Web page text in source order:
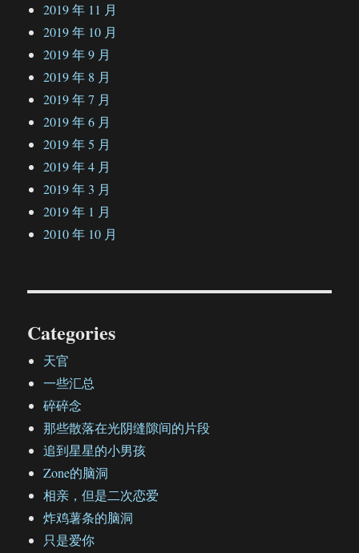
2019 年 11 月
2019 年 10 月
2019 年 9 月
2019 年 8 月
2019 年 7 月
2019 年 6 月
2019 年 5 月
2019 年 4 月
2019 年 3 月
2019 年 1 月
2010 年 10 月
Categories
天官
一些汇总
碎碎念
那些散落在光阴缝隙间的片段
追到星星的小男孩
Zone的脑洞
相亲，但是二次恋爱
炸鸡薯条的脑洞
只是爱你